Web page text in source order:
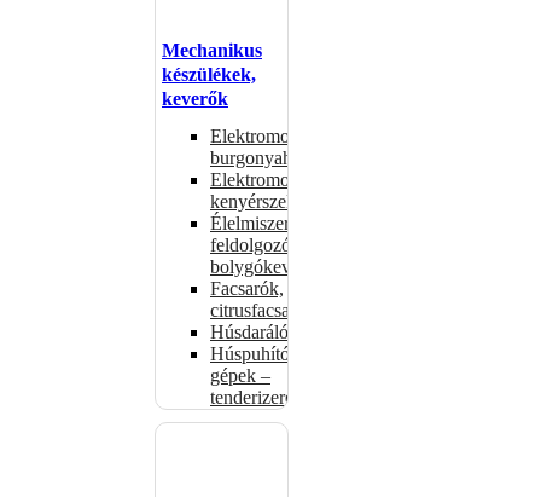
Mechanikus
készülékek,
keverők
Elektromos
burgonyahámozók
Elektromos
kenyérszeletelők
Élelmiszer-
feldolgozók –
bolygókeverők
Facsarók,
citrusfacsarók
Húsdarálók
Húspuhító
gépek –
tenderizerek